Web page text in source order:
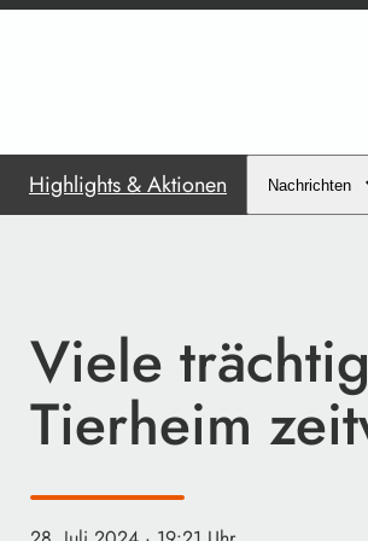
Highlights & Aktionen Nachrichten
Viele
Tierheim